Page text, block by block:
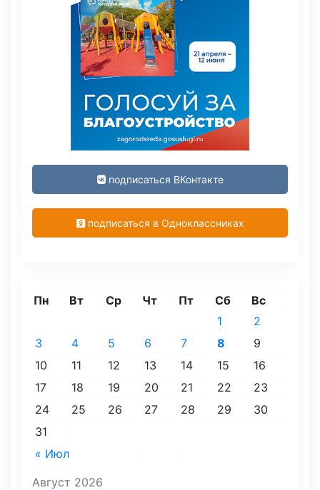
подписаться ВКонтакте
подписаться в Одноклассниках
Август 2026
Пн Вт Ср Чт Пт Сб Вс
« Июл
1
2
3
4 5 6 7 8
9
10
11 12 13 14 15
16
17
18 19 20 21 22
23
24
25 26 27 28 29
30
31